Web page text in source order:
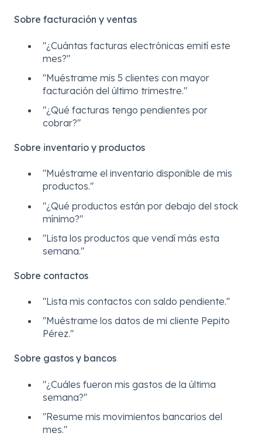
Sobre facturación y ventas
"¿Cuántas facturas electrónicas emití este
mes?"
"Muéstrame mis 5 clientes con mayor
facturación del último trimestre."
"¿Qué facturas tengo pendientes por
cobrar?"
Sobre inventario y productos
"Muéstrame el inventario disponible de mis
productos."
"¿Qué productos están por debajo del stock
mínimo?"
"Lista los productos que vendí más esta
semana."
Sobre contactos
"Lista mis contactos con saldo pendiente."
"Muéstrame los datos de mi cliente Pepito
Pérez."
Sobre gastos y bancos
"¿Cuáles fueron mis gastos de la última
semana?"
"Resume mis movimientos bancarios del
mes."